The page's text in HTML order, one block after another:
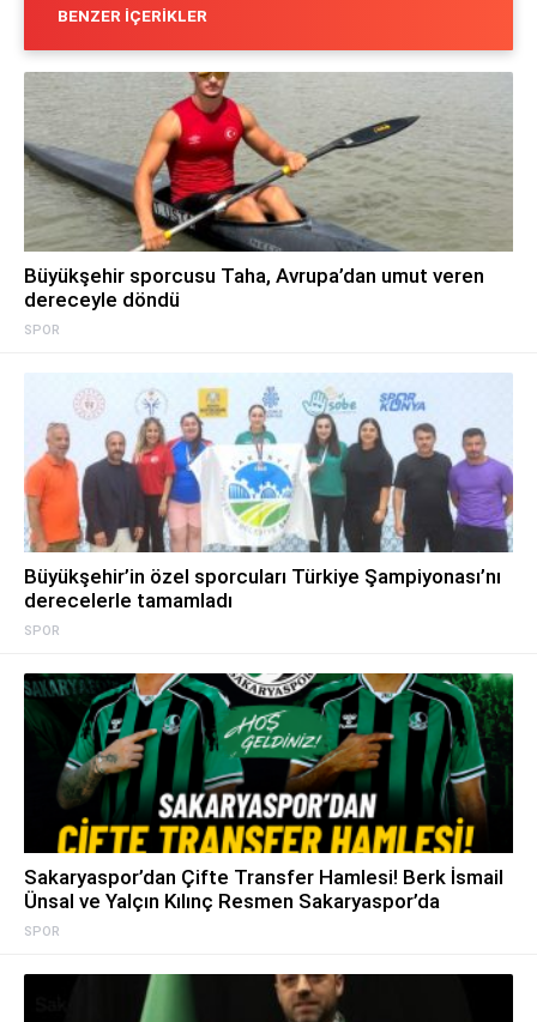
BENZER İÇERIKLER
SPOR
Büyükşehir sporcusu Taha, Avrupa’dan umut veren
dereceyle döndü
SPOR
Büyükşehir’in özel sporcuları Türkiye Şampiyonası’nı
derecelerle tamamladı
SPOR
Sakaryaspor’dan Çifte Transfer Hamlesi! Berk İsmail
Ünsal ve Yalçın Kılınç Resmen Sakaryaspor’da